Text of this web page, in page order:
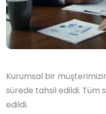
Kurumsal bir
sürede tahsil edildi. Tüm
edildi.